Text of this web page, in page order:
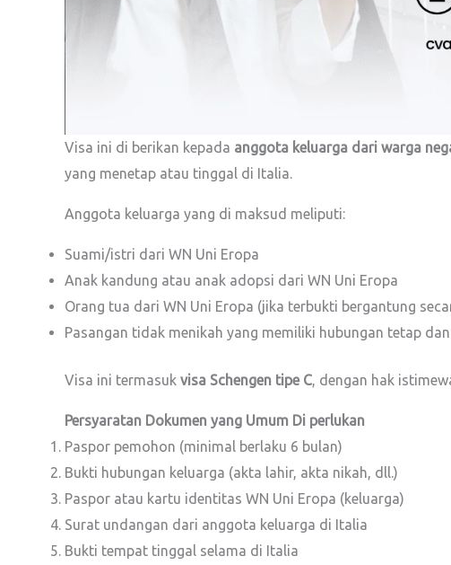
Visa ini di berikan kepada anggota keluarga dari warga
yang menetap atau tinggal di Italia.
Anggota keluarga yang di maksud meliputi:
Suami/istri dari WN Uni Eropa
Anak kandung atau anak adopsi dari WN Uni Eropa
Orang tua dari WN Uni Eropa (jika terbukti bergantung
Pasangan tidak menikah yang memiliki hubungan tetap
Visa ini termasuk visa Schengen tipe C, dengan hak
Persyaratan Dokumen yang Umum Di perlukan
Paspor pemohon (minimal berlaku 6 bulan)
Bukti hubungan keluarga (akta lahir, akta nikah, dll.)
Paspor atau kartu identitas WN Uni Eropa (keluarga)
Surat undangan dari anggota keluarga di Italia
Bukti tempat tinggal selama di Italia